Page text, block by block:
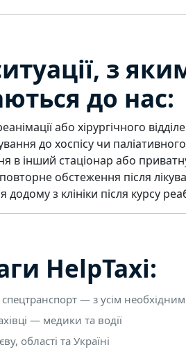
з
до нас:
або хірургічного
до хоспісу чи
в інший стаціонар або приватну
обстеження після
з клініки після курсу
HelpTaxi:
— з усім необхідним
— медики та водії
області та Україні